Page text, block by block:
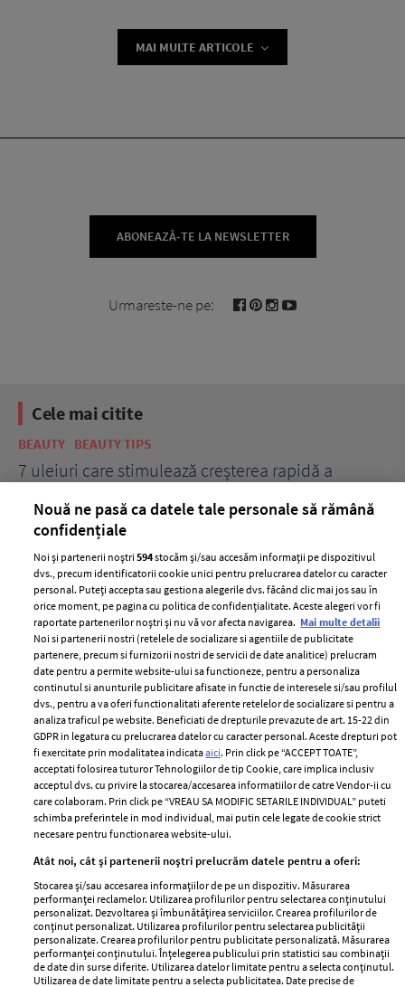
MAI MULTE ARTICOLE
ABONEAZĂ-TE LA NEWSLETTER
Urmareste-ne pe:
Cele mai citite
BEAUTY BEAUTY TIPS
7 uleiuri care stimulează creșterea rapidă a
ELLE Style Awards
2024
Despre ELLE
Romania
Contact
Abonamente
Termeni si conditii
Politica de
confidențialitate
Politica de cookies
Publicitate
GSP
Unica
Baby
Retete
femei
Viva
Avantaje
Retete practice
Nouă ne pasă ca datele tale personale să rămână
confidențiale
Noi și partenerii noștri594stocăm și/sau accesăm informații pe dispozitivul
dvs., precum identificatorii cookie unici pentru prelucrarea datelor cu caracter
personal. Puteți accepta sau gestiona alegerile dvs. făcând clic mai jos sau în
orice moment, pe pagina cu politica de confidențialitate. Aceste alegeri vor fi
raportate partenerilor noștri și nu vă vor afecta navigarea. Mai multe detalii
Noi si partenerii nostri (retelele de socializare si agentiile de publicitate
partenere, precum si furnizorii nostri de servicii de date analitice) prelucram
date pentru a permite website-ului sa functioneze, pentru a personaliza
continutul si anunturile publicitare afisate in functie de interesele si/sau profilul
dvs., pentru a va oferi functionalitati aferente retelelor de socializare si pentru a
analiza traficul pe website. Beneficiati de drepturile prevazute de art. 15-22 din
GDPR in legatura cu prelucrarea datelor cu caracter personal. Aceste drepturi pot
fi exercitate prin modalitatea indicataaici. Prin click pe “ACCEPT TOATE”,
acceptati folosirea tuturor Tehnologiilor de tip Cookie, care implica inclusiv
acceptul dvs. cu privire la stocarea/accesarea informatiilor de catre Vendor-ii cu
care colaboram. Prin click pe “VREAU SA MODIFIC SETARILE INDIVIDUAL” puteti
schimba preferintele in mod individual, mai putin cele legate de cookie strict
necesare pentru functionarea website-ului.
Atât noi, cât și partenerii noștri prelucrăm datele pentru a oferi:
Stocarea și/sau accesarea informațiilor de pe un dispozitiv. Măsurarea
performanței reclamelor. Utilizarea profilurilor pentru selectarea conținutului
personalizat. Dezvoltarea și îmbunătățirea serviciilor. Crearea profilurilor de
conținut personalizat. Utilizarea profilurilor pentru selectarea publicității
personalizate. Crearea profilurilor pentru publicitate personalizată. Măsurarea
performanței conținutului. Înțelegerea publicului prin statistici sau combinații
de date din surse diferite. Utilizarea datelor limitate pentru a selecta conținutul.
Utilizarea de date limitate pentru a selecta publicitatea. Date precise de